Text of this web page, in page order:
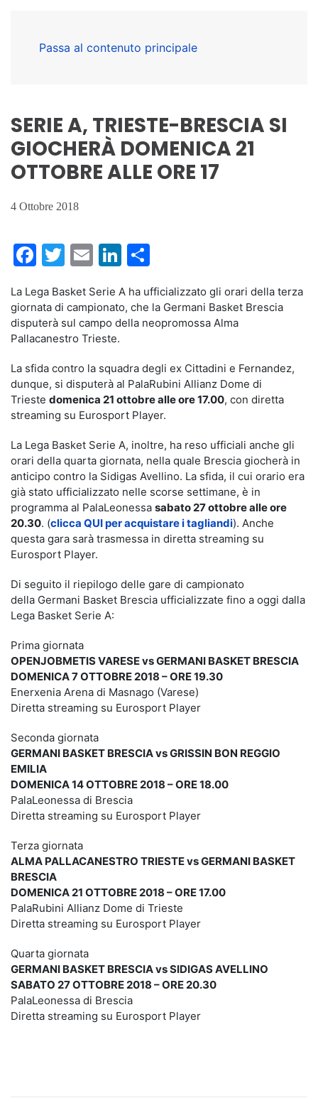
Passa al contenuto principale
SERIE A, TRIESTE-BRESCIA SI
GIOCHERÀ DOMENICA 21
OTTOBRE ALLE ORE 17
4 Ottobre 2018
Facebook
Twitter
EmailLinkedIn
La Lega Basket Serie A ha ufficializzato gli orari della terza
giornata di campionato, che la Germani Basket Brescia
disputerà sul campo della neopromossa Alma
Pallacanestro Trieste.
La sfida contro la squadra degli ex Cittadini e Fernandez,
dunque, si disputerà al PalaRubini Allianz Dome di
Trieste domenica 21 ottobre alle ore 17.00, con diretta
streaming su Eurosport Player.
La Lega Basket Serie A, inoltre, ha reso ufficiali anche gli
orari della quarta giornata, nella quale Brescia giocherà in
anticipo contro la Sidigas Avellino. La sfida, il cui orario era
già stato ufficializzato nelle scorse settimane, è in
programma al PalaLeonessa sabato 27 ottobre alle ore
20.30. (clicca QUI per acquistare i tagliandi). Anche
questa gara sarà trasmessa in diretta streaming su
Eurosport Player.
Di seguito il riepilogo delle gare di campionato
della Germani Basket Brescia ufficializzate fino a oggi dalla
Lega Basket Serie A:
Prima giornata
OPENJOBMETIS VARESE vs GERMANI BASKET BRESCIA
DOMENICA 7 OTTOBRE 2018 – ORE 19.30
Enerxenia Arena di Masnago (Varese)
Diretta streaming su Eurosport Player
Seconda giornata
GERMANI BASKET BRESCIA vs GRISSIN BON REGGIO
EMILIA
DOMENICA 14 OTTOBRE 2018 – ORE 18.00
PalaLeonessa di Brescia
Diretta streaming su Eurosport Player
Terza giornata
ALMA PALLACANESTRO TRIESTE vs GERMANI BASKET
BRESCIA
DOMENICA 21 OTTOBRE 2018 – ORE 17.00
PalaRubini Allianz Dome di Trieste
Diretta streaming su Eurosport Player
Quarta giornata
GERMANI BASKET BRESCIA vs SIDIGAS AVELLINO
SABATO 27 OTTOBRE 2018 – ORE 20.30
PalaLeonessa di Brescia
Diretta streaming su Eurosport Player